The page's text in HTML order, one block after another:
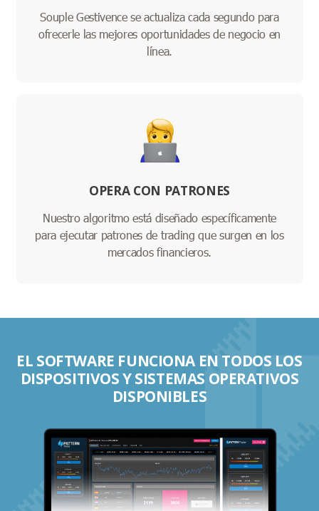
Souple Gestivence se actualiza cada segundo para
ofrecerle las mejores oportunidades de negocio en
línea.
OPERA CON PATRONES
Nuestro algoritmo está diseñado específicamente
para ejecutar patrones de trading que surgen en los
mercados financieros.
EL SOFTWARE FUNCIONA EN TODOS LOS
DISPOSITIVOS Y SISTEMAS OPERATIVOS
DISPONIBLES